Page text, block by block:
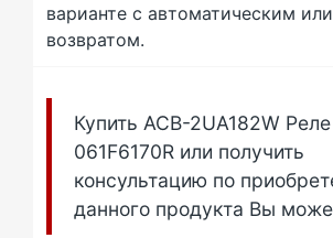
варианте с автоматическим
возвратом.
Купить ACB-2UA182W
061F6170R или получить
консультацию по
данного продукта Вы